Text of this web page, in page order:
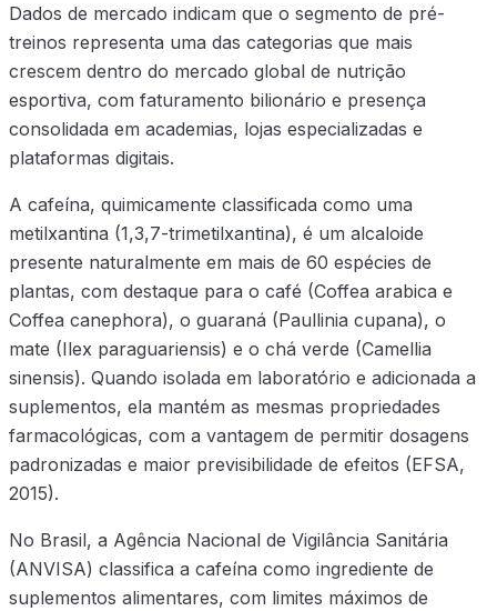
Dados de mercado indicam que o segmento de pré-
treinos representa uma das categorias que mais
crescem dentro do mercado global de nutrição
esportiva, com faturamento bilionário e presença
consolidada em academias, lojas especializadas e
plataformas digitais.
A cafeína, quimicamente classificada como uma
metilxantina (1,3,7-trimetilxantina), é um alcaloide
presente naturalmente em mais de 60 espécies de
plantas, com destaque para o café (Coffea arabica e
Coffea canephora), o guaraná (Paullinia cupana), o
mate (Ilex paraguariensis) e o chá verde (Camellia
sinensis). Quando isolada em laboratório e adicionada a
suplementos, ela mantém as mesmas propriedades
farmacológicas, com a vantagem de permitir dosagens
padronizadas e maior previsibilidade de efeitos (EFSA,
2015).
No Brasil, a Agência Nacional de Vigilância Sanitária
(ANVISA) classifica a cafeína como ingrediente de
suplementos alimentares, com limites máximos de